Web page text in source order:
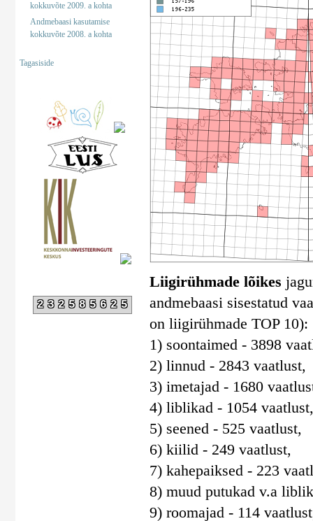
kokkuvõte 2009. a kohta
Andmebaasi kasutamise
kokkuvõte 2008. a kohta
Tagasiside
232585625
Liigirühmade lõikes
andmebaasi sisestatud
on liigirühmade TOP 10):
1) soontaimed - 3898
2) linnud - 2843 vaatlust,
3) imetajad - 1680
4) liblikad - 1054 vaatlust,
5) seened - 525 vaatlust,
6) kiilid - 249 vaatlust,
7) kahepaiksed - 223
8) muud putukad v.a
9) roomajad - 114